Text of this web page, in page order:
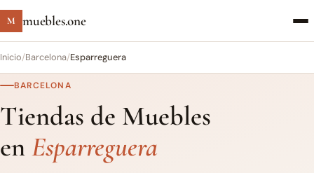
M muebles.one
Inicio/Barcelona/Esparreguera
BARCELONA
Tiendas de Muebles
enEsparreguera